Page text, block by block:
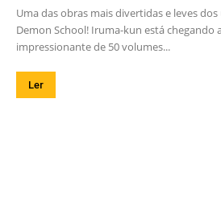
Uma das obras mais divertidas e leves
Demon School! Iruma-kun está chegando
impressionante de 50 volumes...
Ler